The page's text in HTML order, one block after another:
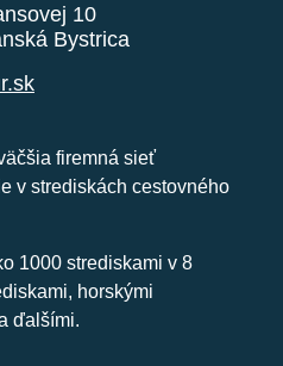
10
Bystrica
firemná sieť
v strediskách cestovného
1000 strediskami v 8
horskými
ďalšími.